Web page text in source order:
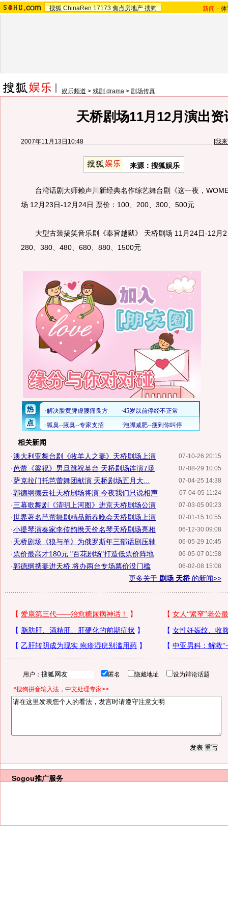
搜狐 ChinaRen 17173 焦点房地产 搜狗 新闻 -
娱乐频道 > 戏剧 drama > 剧场传真
天桥剧场11月12月演出资
2007年11月13日10:48 [我
来源：搜狐娱乐
台湾话剧大师赖声川新经典名作综艺舞台剧《这一夜，
场 12月23日-12月24日 票价：100、200、300、500元
大型古装搞笑音乐剧《奉旨越狱》 天桥剧场 11月24日-12月2
280、380、480、680、880、1500元
相关新闻
07-10-26 20:15
·澳大利亚舞台剧《牧羊人之妻》天桥剧场上演
07-08-29 10:05
·芭蕾《梁祝》男旦跳祝英台 天桥剧场连演7场
07-04-25 14:38
·萨克拉门托芭蕾舞团献演 天桥剧场五月大...
07-04-05 11:24
·郭德纲德云社天桥剧场将演:今夜我们只说相声
07-03-05 09:23
·三幕歌舞剧《清明上河图》进京天桥剧场公演
07-01-15 10:55
·世界著名芭蕾舞剧精品新春晚会天桥剧场上演
06-12-30 09:08
·小提琴演奏家李传韵携天价名琴天桥剧场亮相
06-05-29 10:45
·天桥剧场《狼与羊》为俄罗斯年三部话剧压轴
06-05-07 01:58
·票价最高才180元 "百花剧场"打造低票价阵地
06-02-08 15:08
·郭德纲携妻进天桥 将办两台专场票价没门槛
更多关于 剧场 天桥的新闻>>
用户： 匿名 隐藏地址 设为辩论话题
*搜狗拼音输入法，中文处理专家>>
Sogou推广服务